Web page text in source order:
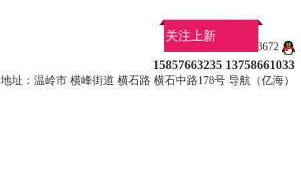
QQ：1027113672
15857663235 13758661033
地址：温岭市 横峰街道 横石路 横石中路178号 导航（亿海）
关注上新